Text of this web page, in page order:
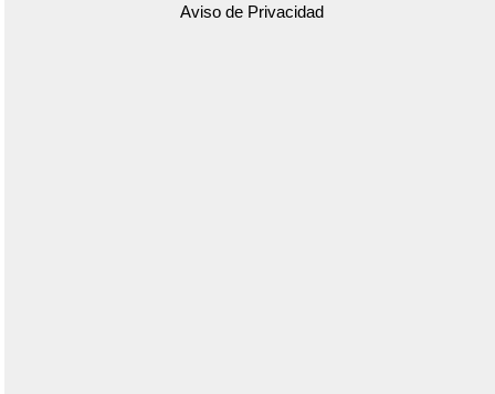
Aviso de Privacidad